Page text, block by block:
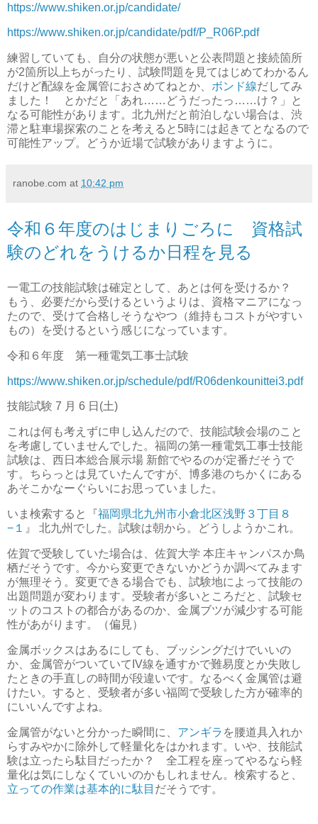
https://www.shiken.or.jp/candidate/
https://www.shiken.or.jp/candidate/pdf/P_R06P.pdf
練習していても、自分の状態が悪いと公表問題と接続箇所
が2箇所以上ちがったり、試験問題を見てはじめてわかるん
だけど配線を金属管におさめてねとか、 ボンド線だしてみ
ました！ とかだと「あれ……どうだったっ……け？」と
なる可能性があります。北九州だと前泊しない場合は、渋
滞と駐車場探索のことを考えると5時には起きてとなるので
可能性アップ。どうか近場で試験がありますように。
ranobe.com at 10:42 pm
令和６年度のはじまりごろに 資格試
験のどれをうけるか日程を見る
一電工の技能試験は確定として、あとは何を受けるか？
もう、必要だから受けるというよりは、資格マニアになっ
たので、受けて合格しそうなやつ（維持もコストがやすい
もの）を受けるという感じになっています。
令和６年度 第一種電気工事士試験
https://www.shiken.or.jp/schedule/pdf/R06denkounittei3.pdf
技能試験 7 月 6 日(土)
これは何も考えずに申し込んだので、技能試験会場のこと
を考慮していませんでした。福岡の第一種電気工事士技能
試験は、西日本総合展示場 新館でやるのが定番だそうで
す。ちらっとは見ていたんですが、博多港のちかくにある
あそこかなーぐらいにお思っていました。
いま検索すると『福岡県北九州市小倉北区浅野３丁目８
−１
』 北九州でした。試験は朝から。どうしようかこれ。
佐賀で受験していた場合は、佐賀大学 本庄キャンパスか鳥
栖だそうです。今から変更できないかどうか調べてみます
が無理そう。変更できる場合でも、試験地によって技能の
出題問題が変わります。受験者が多いところだと、試験セ
ットのコストの都合があるのか、金属ブツが減少する可能
性があがります。（偏見）
金属ボックスはあるにしても、ブッシングだけでいいの
か、金属管がついていてIV線を通すかで難易度とか失敗し
たときの手直しの時間が段違いです。なるべく金属管は避
けたい。すると、受験者が多い福岡で受験した方が確率的
にいいんですよね。
金属管がないと分かった瞬間に、 アンギラ を腰道具入れか
らすみやかに除外して軽量化をはかれます。いや、技能試
験は立ったら駄目だったか？ 全工程を座ってやるなら軽
量化は気にしなくていいのかもしれません。検索すると、
立っての作業は基本的に駄目 だそうです。